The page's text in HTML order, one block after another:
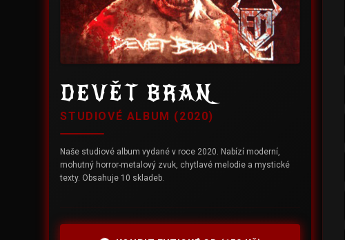
DEVĚT BRAN
STUDIOVÉ ALBUM (2020)
Naše studiové album vydané v roce 2020. Nabízí moderní,
mohutný horror-metalový zvuk, chytlavé melodie a mystické
texty. Obsahuje 10 skladeb.